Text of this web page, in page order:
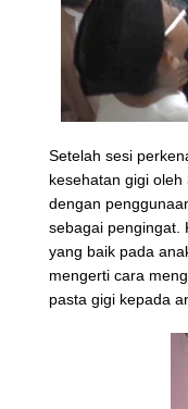
Setelah sesi
kesehatan gigi
dengan
sebagai pengingat.
yang baik pada
mengerti cara
pasta gigi kepada